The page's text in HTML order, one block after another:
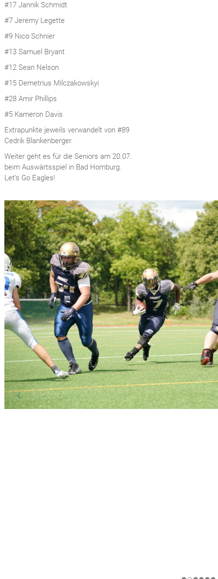
#17 Jannik Schmidt
#7 Jeremy Legette
#9 Nico Schnier
#13 Samuel Bryant
#12 Sean Nelson
#15 Demetrius Milczakowskyi
#28 Amir Phillips
#5 Kameron Davis
Extrapunkte jeweils verwandelt von #89
Cedrik Blankenberger.
Weiter geht es für die Seniors am 20.07.
beim Auswärtsspiel in Bad Homburg.
Let’s Go Eagles!